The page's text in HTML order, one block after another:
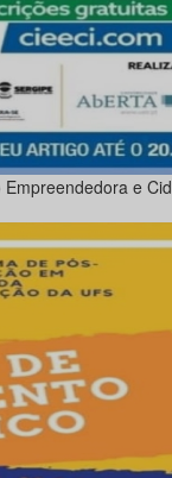
e